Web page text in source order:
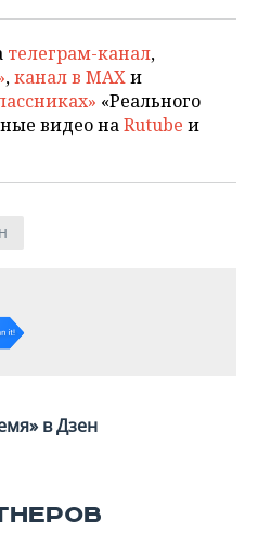
телеграм-канал,
,канал в MAXи
«Реального
видео наRutube и
в Дзен